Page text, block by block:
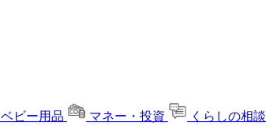
ベビー用品 マネー・投資 くらしの相談